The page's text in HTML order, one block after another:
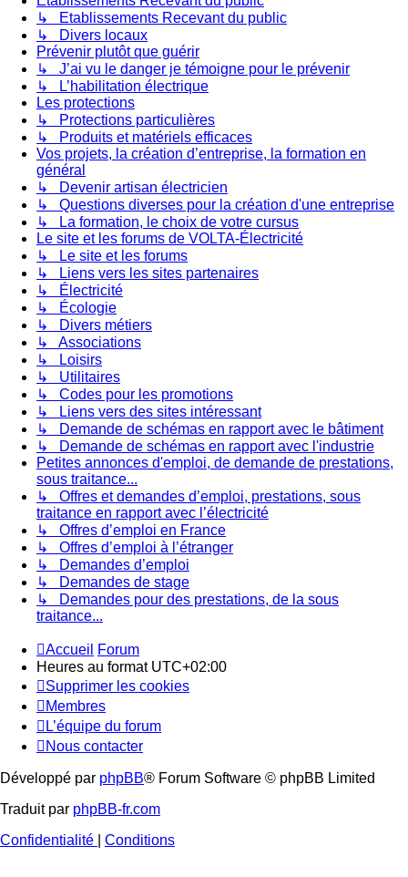
↳ Etablissements Recevant du public
↳ Divers locaux
Prévenir plutôt que guérir
↳ J’ai vu le danger je témoigne pour le prévenir
↳ L’habilitation électrique
Les protections
↳ Protections particulières
↳ Produits et matériels efficaces
Vos projets, la création d’entreprise, la formation en
général
↳ Devenir artisan électricien
↳ Questions diverses pour la création d'une entreprise
↳ La formation, le choix de votre cursus
Le site et les forums de VOLTA-Électricité
↳ Le site et les forums
↳ Liens vers les sites partenaires
↳ Électricité
↳ Écologie
↳ Divers métiers
↳ Associations
↳ Loisirs
↳ Utilitaires
↳ Codes pour les promotions
↳ Liens vers des sites intéressant
↳ Demande de schémas en rapport avec le bâtiment
↳ Demande de schémas en rapport avec l'industrie
Petites annonces d'emploi, de demande de prestations,
sous traitance...
↳ Offres et demandes d’emploi, prestations, sous
traitance en rapport avec l’électricité
↳ Offres d’emploi en France
↳ Offres d’emploi à l’étranger
↳ Demandes d’emploi
↳ Demandes de stage
↳ Demandes pour des prestations, de la sous
traitance...
Accueil
Forum
Heures au format UTC+02:00
Supprimer les cookies
Membres
L’équipe du forum
Nous contacter
Développé par phpBB® Forum Software © phpBB Limited
Traduit par phpBB-fr.com
Confidentialité
Conditions